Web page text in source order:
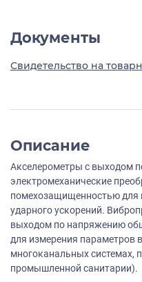
Документы
Свидетельство на
Описание
Акселерометры с выходом
электромеханические
помехозащищенностью для
ударного ускорений.
выходом по напряжению
для измерения параметров
многоканальных системах,
промышленной санитарии).